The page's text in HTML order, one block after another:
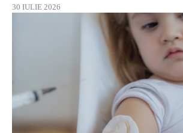
30 IULIE 2026